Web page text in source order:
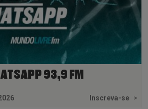
93,9 FM
Inscreva-se >